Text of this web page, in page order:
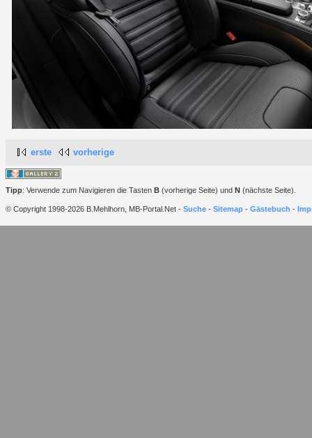
erste vorherige
Tipp: Verwende zum Navigieren die Tasten B (vorherige Seite) und N (nächste Seite).
© Copyright 1998-2026 B.Mehlhorn, MB-Portal.Net - Suche - Sitemap - Gästebuch -